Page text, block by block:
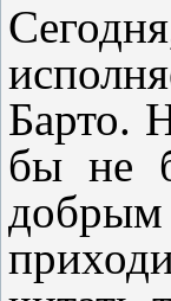
Барто.
бы не